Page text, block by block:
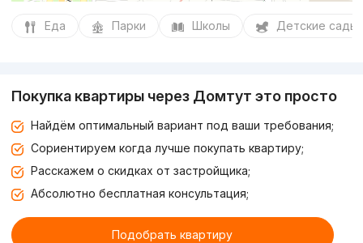
Еда Парки Школы Детские сады
Покупка квартиры через Домтут это просто
Найдём оптимальный вариант под ваши требования;
Сориентируем когда лучше покупать квартиру;
Расскажем о скидках от застройщика;
Абсолютно бесплатная консультация;
Подобрать квартиру